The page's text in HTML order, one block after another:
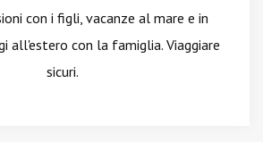
con i figli, vacanze al mare e in
all'estero con la famiglia. Viaggiare
sicuri.